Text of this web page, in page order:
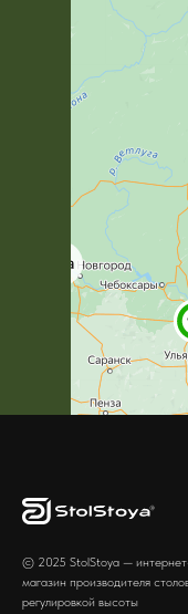
© 2025 StolStoya —
магазин производителя
регулировкой высоты